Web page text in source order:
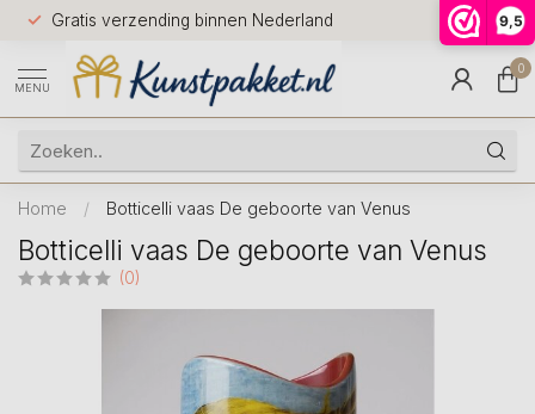
9,5
Gratis verzending binnen Nederland
Voor
huis
9.5
MENU
0
Home / Botticelli vaas De geboorte van Venus
Botticelli vaas De geboorte van Venus
(0)